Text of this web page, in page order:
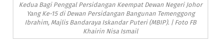
Kedua Bagi Penggal Persidangan Keempat Dewan Negeri Johor
Yang Ke-15 di Dewan Persidangan Bangunan Temenggong
Ibrahim, Majlis Bandaraya Iskandar Puteri (MBIP). | Foto FB
Khairin Nisa Ismail